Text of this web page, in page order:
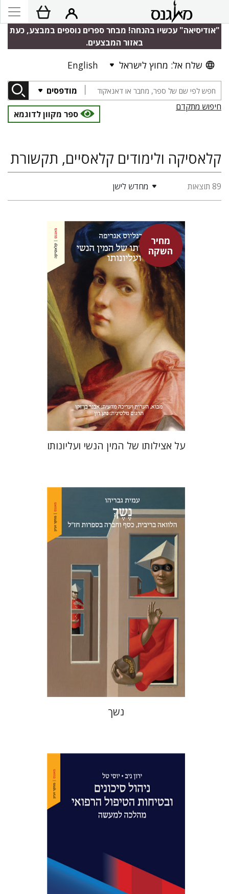
"אודיסיאה" עכשיו בהנחה! מבחר ספרים נוספים במבצע, כעת
באזור המבצעים.
שלח אל: מחוץ לישראל English
מודפסים
חיפוש מתקדם
ספר מקוון לדוגמא
קלאסיקה ולימודים קלאסיים, תקשורת
89 תוצאות מחדש לישן
מחיר
השקה
היינריך קורנליוס אגריפה
אבנר בן-זקן
נתן רון
מחיר השקה
$31
$22
על אצילותו של המין הנשי ועליונותו
עמית גבריהו
הנחת אתר ספר מודפס
$42
$38
נשך
ירון ניב יוסי טל